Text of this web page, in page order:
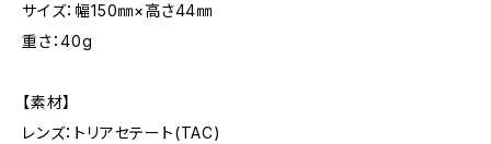
サイズ：幅150㎜×高さ44㎜
重さ：40g
【素材】
レンズ：トリアセテート(TAC)